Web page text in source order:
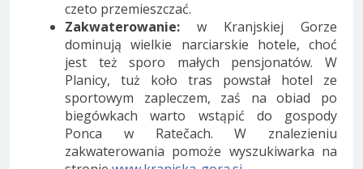
czeto przemieszczać.
Zakwaterowanie: w Kranjskiej Gorze
dominują wielkie narciarskie hotele, choć
jest też sporo małych pensjonatów. W
Planicy, tuż koło tras powstał hotel ze
sportowym zapleczem, zaś na obiad po
biegówkach warto wstąpić do gospody
Ponca w Ratečach. W znalezieniu
zakwaterowania pomoże wyszukiwarka na